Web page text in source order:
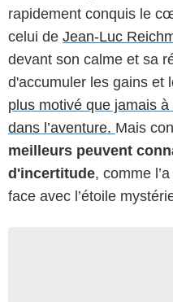
rapidement conquis le
celui de Jean-Luc
devant son calme et sa
d'accumuler les gains et
plus motivé que jamais
dans l’aventure. Mais
meilleurs peuvent
d'incertitude, comme
face avec l’étoile